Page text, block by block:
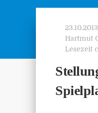
23.10.2013
Hartmut
Lesezeit